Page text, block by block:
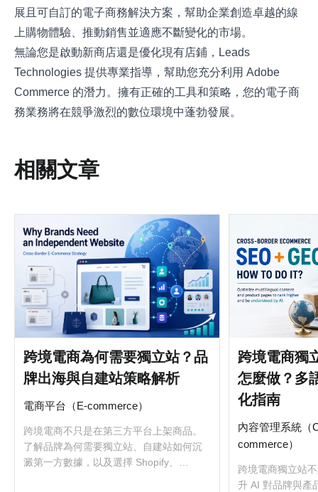
展且可自訂的電子商務解決方案，幫助企業創造卓越的線
上購物體驗、推動銷售並適應不斷變化的市場。
無論您是啟動新商店還是優化現有店鋪， Leads
Technologies 提供專業指導，幫助您充分利用 Adobe
Commerce 的潛力。擁有正確的工具和策略，您的電子商
務業務將在競爭激烈的數位環境中蓬勃發展。
相關文章
跨境電商為何需要獨立站？品
牌出海與自建站策略解析
電商平台（E-commerce）
跨境電商不只是在第三方平台上架商品。
了解品牌為何需要獨立站、自建站如何沉
澱第一方數據，以及選擇 Shopify、
跨境電商獨
怎麼做？多
化指南
內容管理系統（
commerce）
跨境電商獨立站
升 AI 對品牌與產